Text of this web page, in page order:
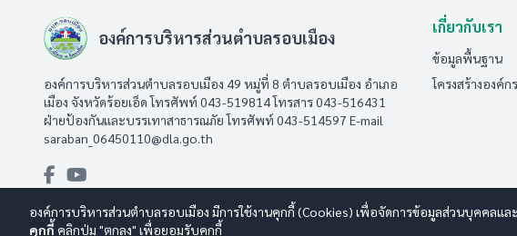
องค์การบริหารส่วนตำบลรอบเมือง
องค์การบริหารส่วนตำบลรอบเมือง 49 หมู่ที่ 8 ตำบลรอบเมือง อำเภอ
เมือง จังหวัดร้อยเอ็ด โทรศัพท์ 043-519814 โทรสาร 043-516431​
ฝ่ายป้องกันและบรรเทาสาธารณภัย โทรศัพท์ 043-514597 E-mail
saraban_06450110@dla.go.th
เกี่ยวกับเรา
ข้อมูลพื้นฐาน
โครงสร้างองค์กร
องค์การบริหารส่วนตำบลรอบเมือง มีการใช้งานคุกกี้ (Cookies) เพื่อจัดการข้อมูลส่วนบุคคลแ
คุกกี้ คลิกปุ่ม "ตกลง" เพื่อยอมรับคุกกี้